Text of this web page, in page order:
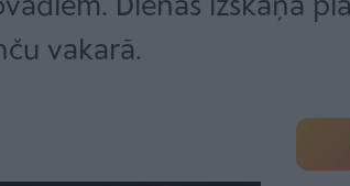
Dienas izskaņā
vakarā.